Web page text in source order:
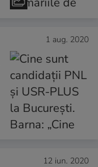
1 aug. 2020
12 iun. 2020